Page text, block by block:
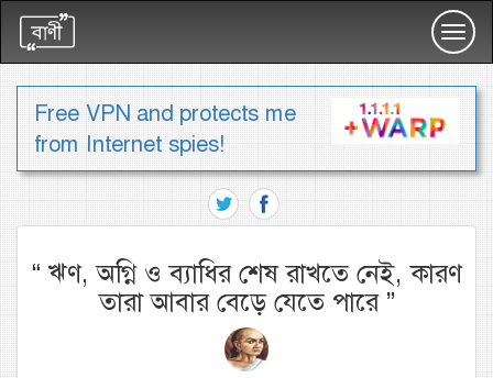
Free VPN and protects me
from Internet spies!
“ ঋণ, অগ্নি ও ব্যাধির শেষ রাখতে নেই, কারণ
তারা আবার বেড়ে যেতে পারে”